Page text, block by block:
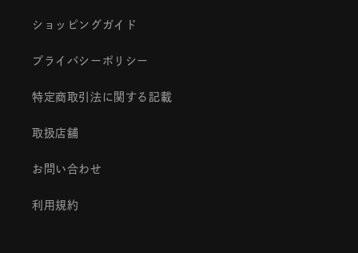
ショッピングガイド
プライバシーポリシー
特定商取引法に関する記載
取扱店舗
お問い合わせ
利用規約